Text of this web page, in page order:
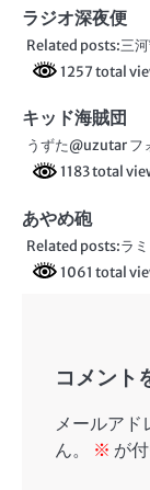
ビ
ゲ
シ
ョ
ン
ラジオ深夜便
Related posts:三
1257 total
キッド海賊団
うずた@uzutar
1183 total
あやめ砲
Related posts:ラ
1061 total
コメント
メールアド
ん。
※ が